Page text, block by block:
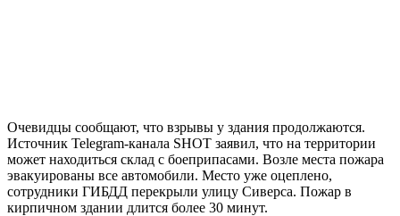
Очевидцы сообщают, что взрывы у здания продолжаются.
Источник Telegram-канала SHOT заявил, что на территории
может находиться склад с боеприпасами. Возле места пожара
эвакуированы все автомобили. Место уже оцеплено,
сотрудники ГИБДД перекрыли улицу Сиверса. Пожар в
кирпичном здании длится более 30 минут.